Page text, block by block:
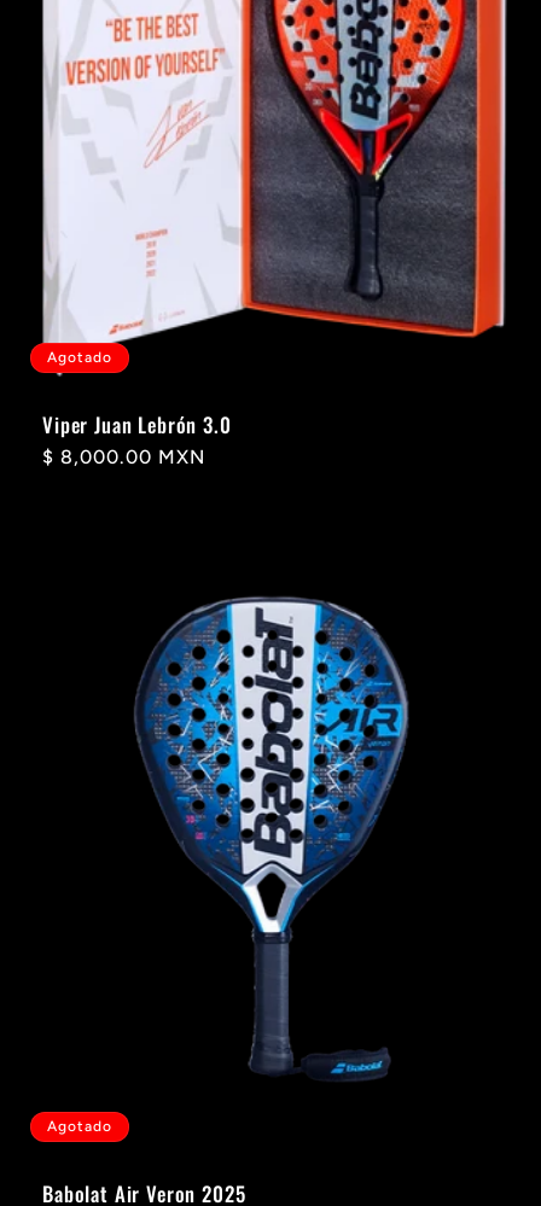
Agotado
Viper Juan Lebrón 3.0
Precio
$ 8,000.00 MXN
Agotado
Babolat Air Veron 2025